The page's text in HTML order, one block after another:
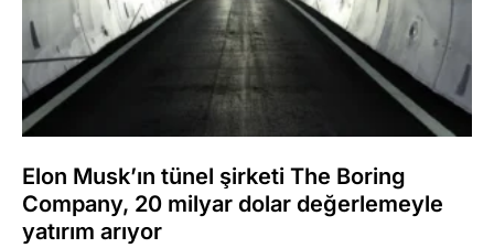
Elon Musk’ın tünel şirketi The Boring
Company, 20 milyar dolar değerlemeyle
yatırım arıyor